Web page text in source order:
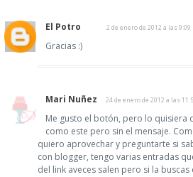
El Potro 2 de enero de 2012 a las 9:09
Gracias :)
Mari Nuñez 24 de enero de 2012 a las
Me gusto el botón, pero lo quisiera
como este pero sin el mensaje.
quiero aprovechar y preguntarte si
con blogger, tengo varias entradas
del link aveces salen pero si la